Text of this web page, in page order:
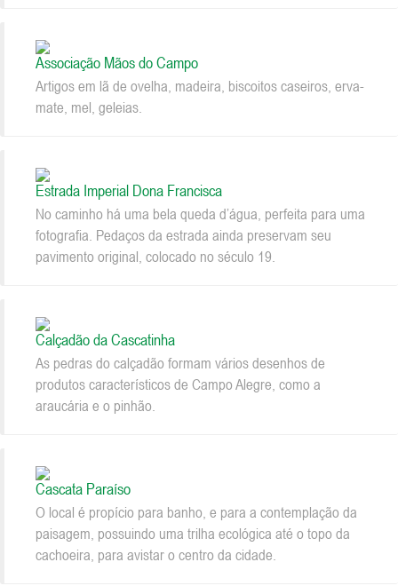
Associação Mãos do Campo
Artigos em lã de ovelha, madeira, biscoitos caseiros, erva-
mate, mel, geleias.
Estrada Imperial Dona Francisca
No caminho há uma bela queda d’água, perfeita para uma
fotografia. Pedaços da estrada ainda preservam seu
pavimento original, colocado no século 19.
Calçadão da Cascatinha
As pedras do calçadão formam vários desenhos de
produtos característicos de Campo Alegre, como a
araucária e o pinhão.
Cascata Paraíso
O local é propício para banho, e para a contemplação da
paisagem, possuindo uma trilha ecológica até o topo da
cachoeira, para avistar o centro da cidade.